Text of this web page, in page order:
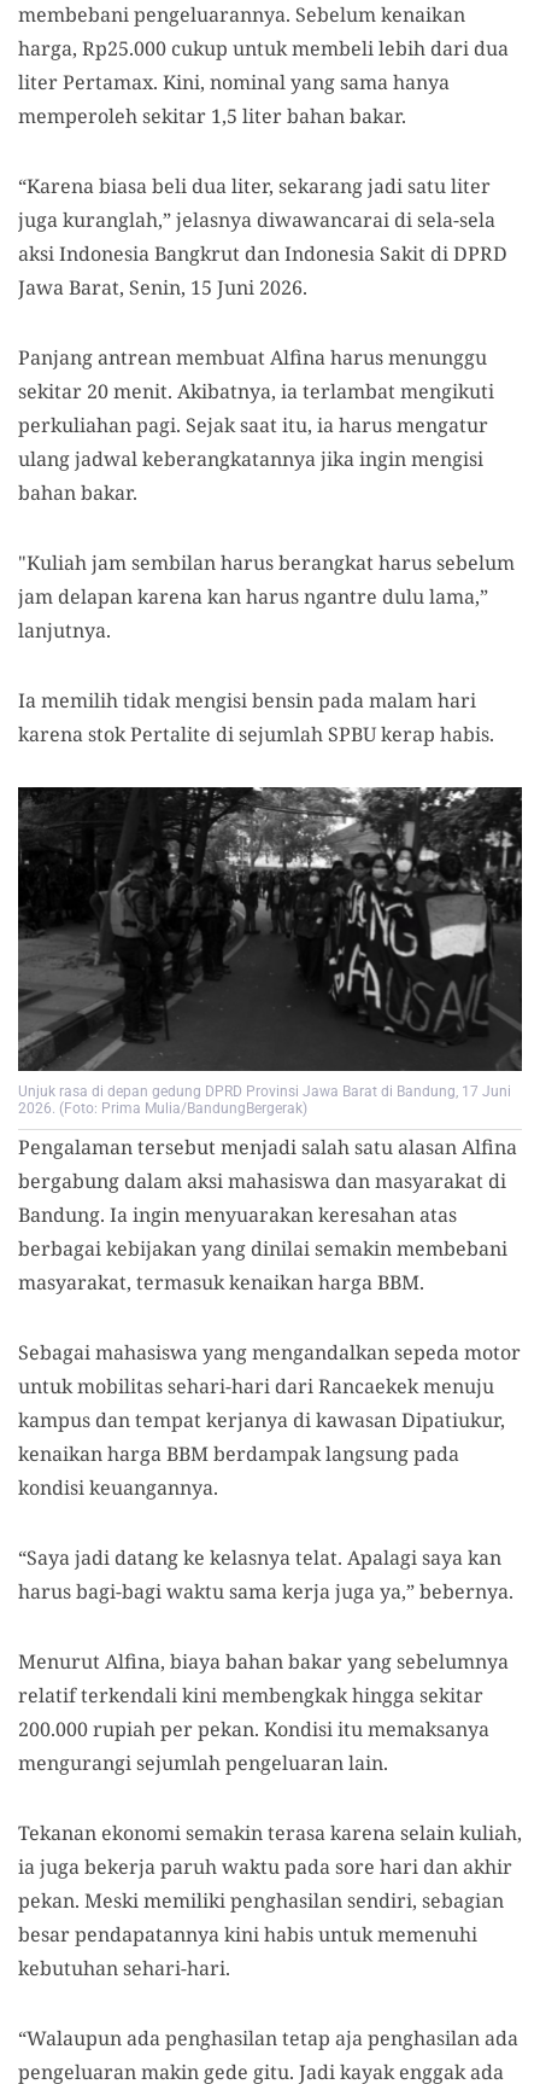
membebani pengeluarannya. Sebelum kenaikan
harga, Rp25.000 cukup untuk membeli lebih dari dua
liter Pertamax. Kini, nominal yang sama hanya
memperoleh sekitar 1,5 liter bahan bakar.
“Karena biasa beli dua liter, sekarang jadi satu liter
juga kuranglah,” jelasnya diwawancarai di sela-sela
aksi Indonesia Bangkrut dan Indonesia Sakit di DPRD
Jawa Barat, Senin, 15 Juni 2026.
Panjang antrean membuat Alfina harus menunggu
sekitar 20 menit. Akibatnya, ia terlambat mengikuti
perkuliahan pagi. Sejak saat itu, ia harus mengatur
ulang jadwal keberangkatannya jika ingin mengisi
bahan bakar.
"Kuliah jam sembilan harus berangkat harus sebelum
jam delapan karena kan harus ngantre dulu lama,”
lanjutnya.
Ia memilih tidak mengisi bensin pada malam hari
karena stok Pertalite di sejumlah SPBU kerap habis.
Unjuk rasa di depan gedung DPRD Provinsi Jawa Barat di Bandung, 17 Juni
2026. (Foto: Prima Mulia/BandungBergerak)
Pengalaman tersebut menjadi salah satu alasan Alfina
bergabung dalam aksi mahasiswa dan masyarakat di
Bandung. Ia ingin menyuarakan keresahan atas
berbagai kebijakan yang dinilai semakin membebani
masyarakat, termasuk kenaikan harga BBM.
Sebagai mahasiswa yang mengandalkan sepeda motor
untuk mobilitas sehari-hari dari Rancaekek menuju
kampus dan tempat kerjanya di kawasan Dipatiukur,
kenaikan harga BBM berdampak langsung pada
kondisi keuangannya.
“Saya jadi datang ke kelasnya telat. Apalagi saya kan
harus bagi-bagi waktu sama kerja juga ya,” bebernya.
Menurut Alfina, biaya bahan bakar yang sebelumnya
relatif terkendali kini membengkak hingga sekitar
200.000 rupiah per pekan. Kondisi itu memaksanya
mengurangi sejumlah pengeluaran lain.
Tekanan ekonomi semakin terasa karena selain kuliah,
ia juga bekerja paruh waktu pada sore hari dan akhir
pekan. Meski memiliki penghasilan sendiri, sebagian
besar pendapatannya kini habis untuk memenuhi
kebutuhan sehari-hari.
“Walaupun ada penghasilan tetap aja penghasilan ada
pengeluaran makin gede gitu. Jadi kayak enggak ada